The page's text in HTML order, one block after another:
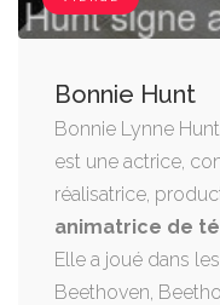
Bonnie Hunt
Bonnie Lynne
est une actrice,
réalisatrice,
animatrice de
Elle a joué dans
Beethoven,